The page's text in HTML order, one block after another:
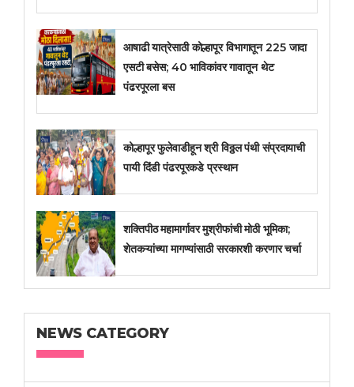
आषाढी यात्रेसाठी कोल्हापूर विभागातून 225 जादा
एसटी बसेस; 40 भाविकांवर गावातून थेट
पंढरपूरला बस
कोल्हापूर फुलेवाडीहून श्री विठ्ठल पंथी संप्रदायाची
पायी दिंडी पंढरपूरकडे प्रस्थान
शक्तिपीठ महामार्गावर मुश्रीफांची मोठी भूमिका;
शेतकऱ्यांच्या मागण्यांसाठी सरकारशी करणार चर्चा
NEWS CATEGORY